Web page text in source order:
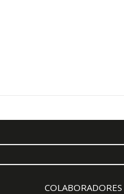
COLABORADORES